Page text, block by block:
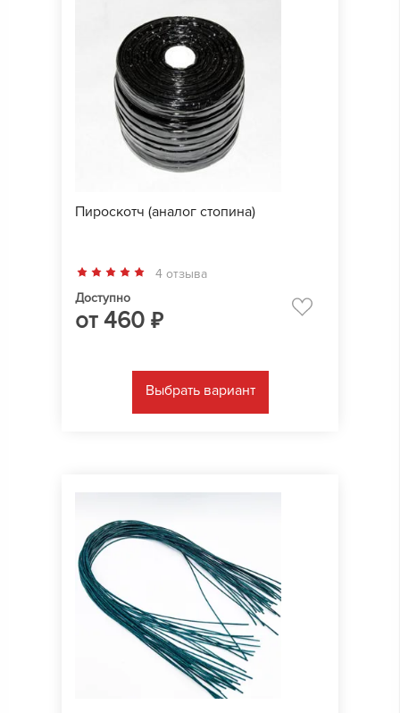
Пироскотч (аналог стопина)
4 отзыва
Доступно
от460 ₽
Выбрать вариант